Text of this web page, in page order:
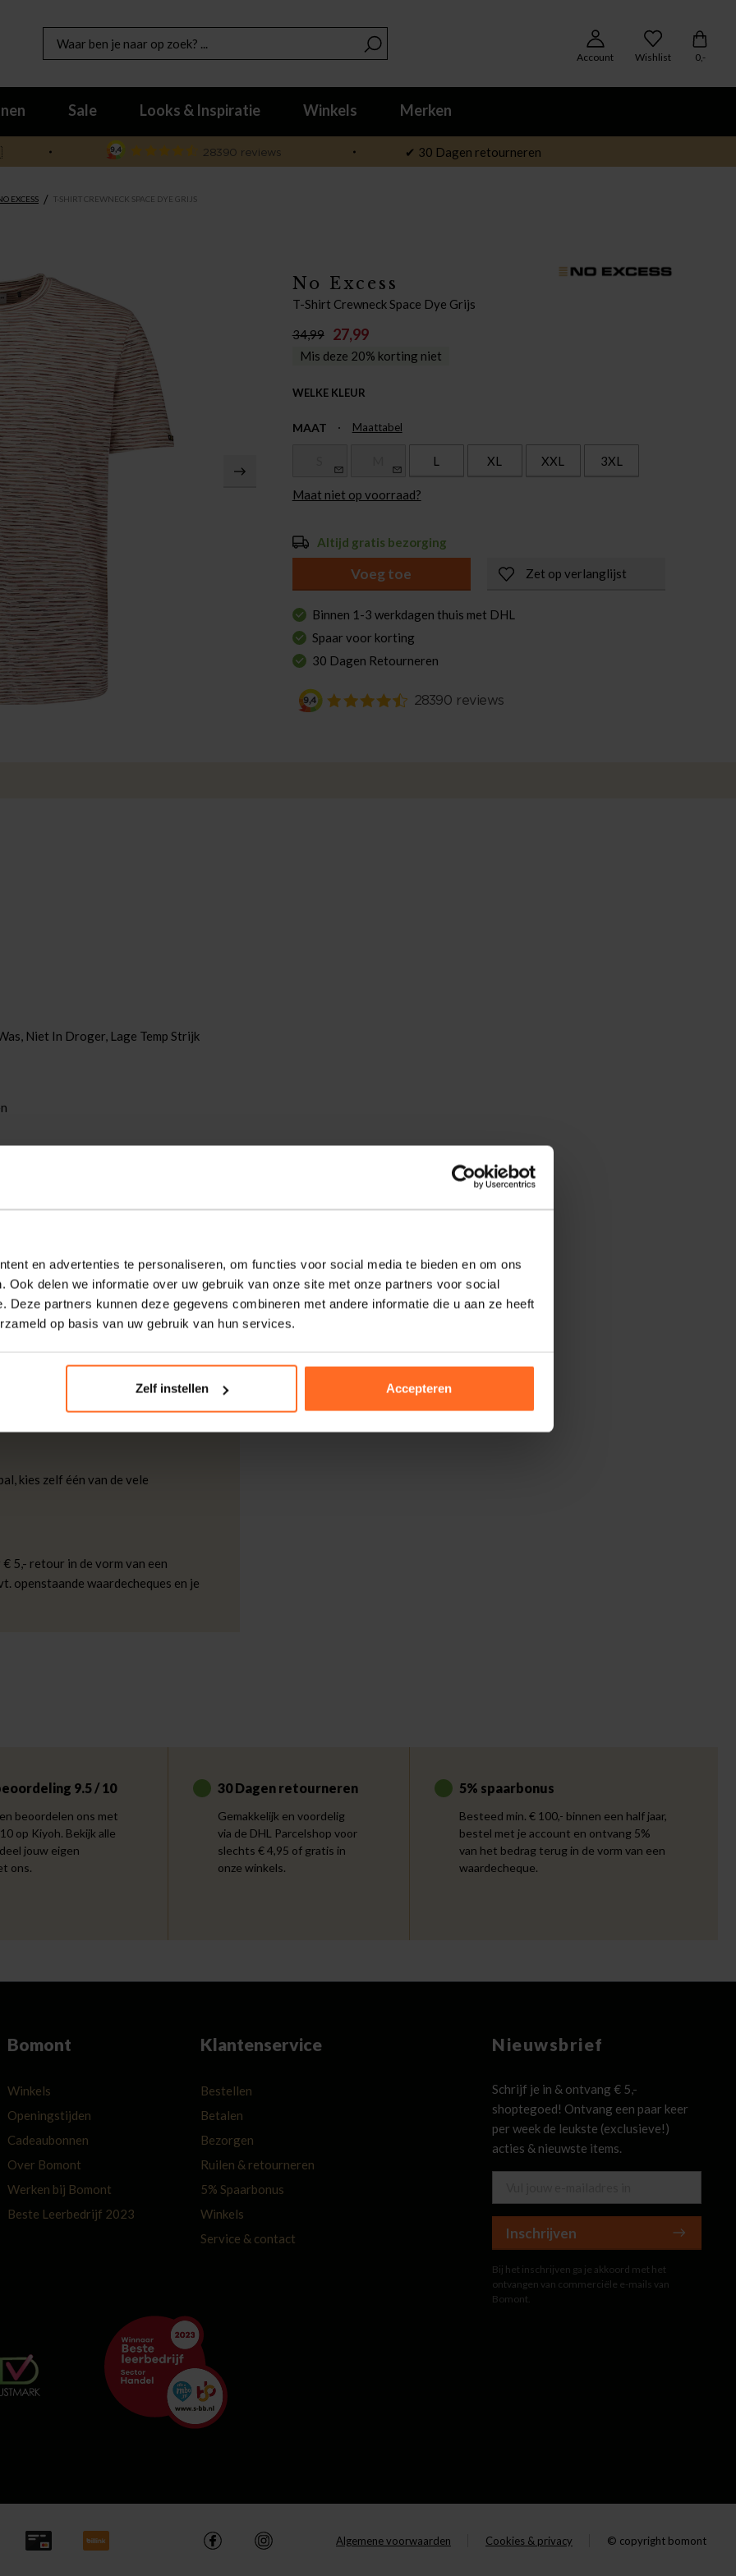
en advertenties te personaliseren, om functies voor social media te bieden en om ons
Ook delen we informatie over uw gebruik van onze site met onze partners voor social
Deze partners kunnen deze gegevens combineren met andere informatie die u aan ze heeft
op basis van uw gebruik van hun services.
Zelf instellen Accepteren
Account Wishlist 0,-
Sale Looks & Inspiratie Winkels Merken
✔ 30 Dagen retourneren
EXCESS / T-SHIRT CREWNECK SPACE DYE GRIJS
No Excess
T-Shirt Crewneck Space Dye Grijs
34,99 27,99
Mis deze 20% korting niet
WELKE KLEUR
MAAT Maattabel
L XL XXL 3XL
Maat niet op voorraad?
Altijd gratis bezorging
Voeg toe Zet op verlanglijst
Binnen 1-3 werkdagen thuis met DHL
Spaar voor korting
30 Dagen Retourneren
Niet In Droger, Lage Temp Strijk
ronde hals, korte mouwen en een
space dye streeppatroon geeft extra
de mouw. Combineer met chino of denim.
thuisgeleverd met DHL.
voor slechts € 4,95 of op eigen
u ook gratis retourneren.
kies zelf één van de vele
5,- retour in de vorm van een
openstaande waardecheques en je
9.5 / 10
beoordelen ons met
op Kiyoh. Bekijk alle
jouw eigen
ons.
30 Dagen retourneren
Gemakkelijk en voordelig
via de DHL Parcelshop voor
slechts € 4,95 of gratis in
onze winkels.
5% spaarbonus
Besteed min. € 100,- binnen een half jaar,
bestel met je account en ontvang 5%
van het bedrag terug in de vorm van een
waardecheque.
Bomont
Winkels
Openingstijden
Cadeaubonnen
Over Bomont
Werken bij Bomont
Beste Leerbedrijf 2023
Klantenservice
Bestellen
Betalen
Bezorgen
Ruilen & retourneren
5% Spaarbonus
Winkels
Service & contact
Nieuwsbrief
Schrijf je in & ontvang € 5,-
shoptegoed! Ontvang een paar keer
per week de leukste (exclusieve!)
acties & nieuwste items.
Inschrijven
Bij het inschrijven ga je akkoord met het
ontvangen van commerciële e-mails van
Bomont.
Algemene voorwaarden Cookies & privacy © copyright bomont